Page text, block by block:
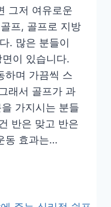
그저 여유로운
프, 골프로 지방
. 많은 분들이
이 있습니다.
하며 가끔씩 스
래서 골프가 과
을 가지시는 분들
반은 맞고 반은
동 효과는…